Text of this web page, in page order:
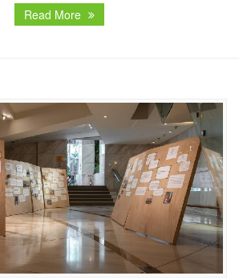
Read More